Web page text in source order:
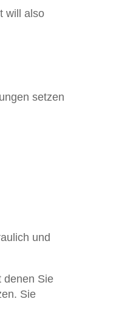
will also
setzen
und
denen Sie
Sie